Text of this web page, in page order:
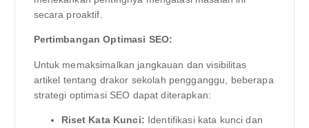
secara proaktif.
Pertimbangan Optimasi SEO:
Untuk memaksimalkan jangkauan dan visibilitas
artikel tentang drakor sekolah pengganggu, beberapa
strategi optimasi SEO dapat diterapkan:
Riset Kata Kunci: Identifikasi kata kunci dan